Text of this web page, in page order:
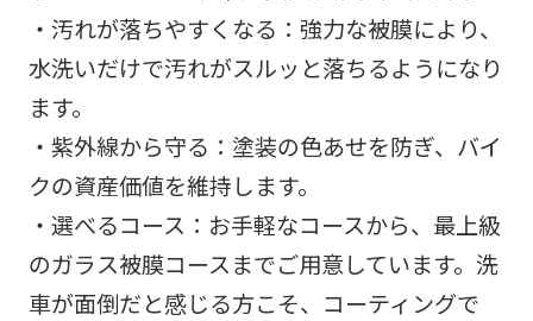
・汚れが落ちやすくなる：強力な被膜により、
水洗いだけで汚れがスルッと落ちるようになり
ます。
・紫外線から守る：塗装の色あせを防ぎ、バイ
クの資産価値を維持します。
・選べるコース：お手軽なコースから、最上級
のガラス被膜コースまでご用意しています。洗
車が面倒だと感じる方こそ、コーティングで